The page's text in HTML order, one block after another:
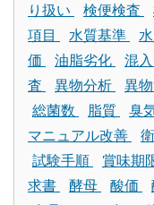
り扱い
検便検査
項目
水質基準
価
油脂劣化 混入
査
異物分析 異
総菌数
脂質 臭
マニュアル改善
試験手順
賞味期
求書
酵母 酸価